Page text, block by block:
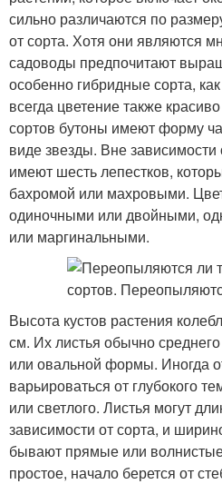
сильно различаются по
от сорта. Хотя они являются
садоводы предпочитают
особенно гибридные сорта,
всегда цветение также
сортов бутоны имеют форму
виде звезды. Вне зависимости
имеют шесть лепестков,
бахромой или махровыми.
одиночными или двойными,
или маргинальными.
Высота кустов растения
см. Их листья обычно среднего
или овальной формы. Иногда
варьироваться от глубокого
или светлого. Листья могут
зависимости от сорта, и
бывают прямые или
простое, начало берется от